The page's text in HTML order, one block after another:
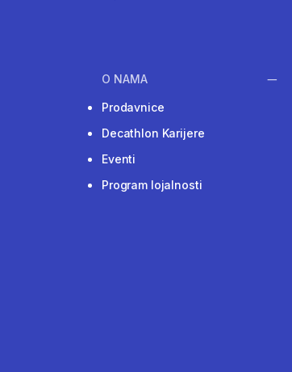
O NAMA
Prodavnice
Decathlon Karijere
Eventi
Program lojalnosti